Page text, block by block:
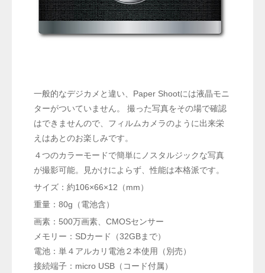
一般的なデジカメと違い、Paper Shootには液晶モニ
ターがついていません。 撮った写真をその場で確認
はできませんので、フィルムカメラのように出来栄
えはあとのお楽しみです。
４つのカラーモードで簡単にノスタルジックな写真
が撮影可能。見かけによらず、性能は本格派です。
サイズ：約106×66×12（mm）
重量：80g（電池含）
画素：500万画素、CMOSセンサー
メモリー：SDカード（32GBまで）
電池：単４アルカリ電池２本使用（別売）
接続端子：micro USB（コード付属）